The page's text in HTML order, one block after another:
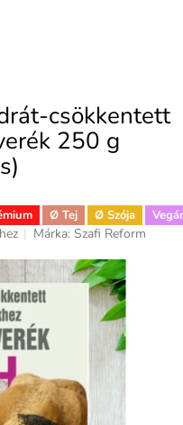
csökkentett
250 g
Ø Tej Ø Szója
Márka: Szafi Reform